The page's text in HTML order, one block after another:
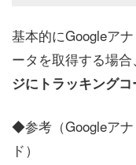
基本的にGoogleア
ータを取得する場合、
ジにトラッキング
◆参考（Googleア
ド）